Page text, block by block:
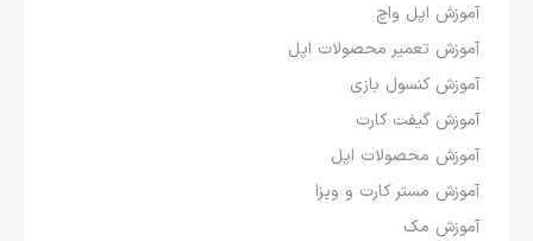
آموزش اپل واچ
آموزش تعمیر محصولات اپل
آموزش کنسول بازی
آموزش گیفت کارت
آموزش محصولات اپل
آموزش مستر کارت و ویزا
آموزش مک